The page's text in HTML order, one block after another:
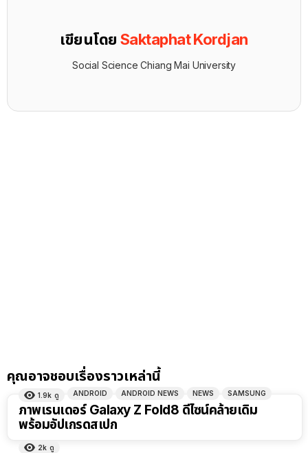
เขียนโดย Saktaphat Kordjan
Social Science Chiang Mai University
คุณอาจชอบเรื่องราวเหล่านี้
1.9k ดู ANDROID ANDROID NEWS NEWS SAMSUNG
ภาพเรนเดอร์ Galaxy Z Fold8 ดีไซน์คล้ายเดิม
พร้อมอัปเกรดสเปก
2k ดู